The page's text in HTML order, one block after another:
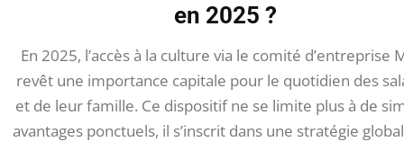
en 2025 ?
En 2025, l’accès à la culture via le comité d’entreprise
revêt une importance capitale pour le quotidien des
et de leur famille. Ce dispositif ne se limite plus à de
avantages ponctuels, il s’inscrit dans une stratégie